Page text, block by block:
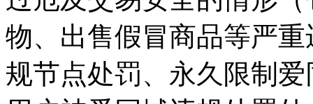
物、出售假冒商品等严
规节点处罚、永久限制